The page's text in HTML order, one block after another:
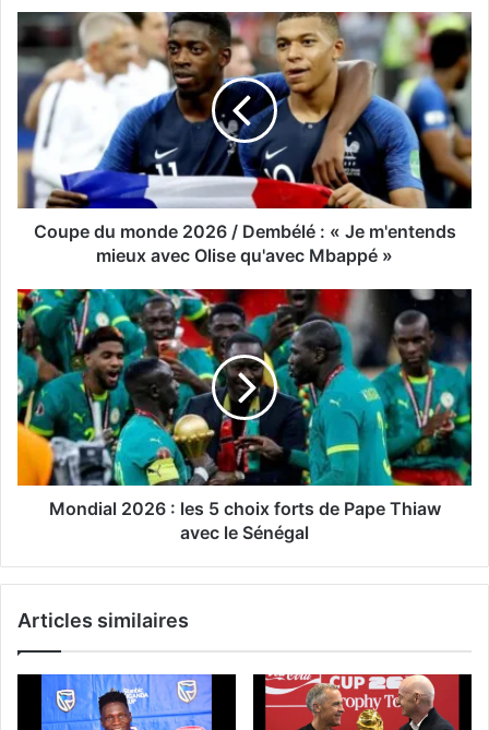
Coupe du monde 2026 / Dembélé : « Je m'entends
mieux avec Olise qu'avec Mbappé »
Mondial 2026 : les 5 choix forts de Pape Thiaw
avec le Sénégal
Articles similaires